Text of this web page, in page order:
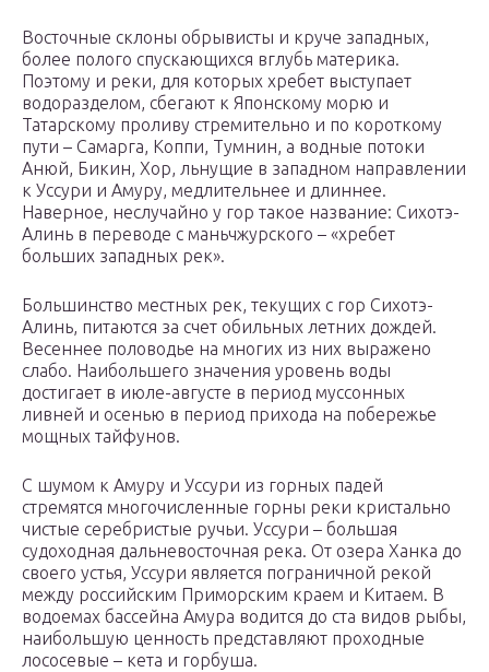
Восточные склоны обрывисты и круче западных,
более полого спускающихся вглубь материка.
Поэтому и реки, для которых хребет выступает
водоразделом, сбегают к Японскому морю и
Татарскому проливу стремительно и по короткому
пути – Самарга, Коппи, Тумнин, а водные потоки
Анюй, Бикин, Хор, льнущие в западном направлении
к Уссури и Амуру, медлительнее и длиннее.
Наверное, неслучайно у гор такое название: Сихотэ-
Алинь в переводе с маньчжурского – «хребет
больших западных рек».
Большинство местных рек, текущих с гор Сихотэ-
Алинь, питаются за счет обильных летних дождей.
Весеннее половодье на многих из них выражено
слабо. Наибольшего значения уровень воды
достигает в июле-августе в период муссонных
ливней и осенью в период прихода на побережье
мощных тайфунов.
С шумом к Амуру и Уссури из горных падей
стремятся многочисленные горны реки кристально
чистые серебристые ручьи. Уссури – большая
судоходная дальневосточная река. От озера Ханка до
своего устья, Уссури является пограничной рекой
между российским Приморским краем и Китаем. В
водоемах бассейна Амура водится до ста видов рыбы,
наибольшую ценность представляют проходные
лососевые – кета и горбуша.